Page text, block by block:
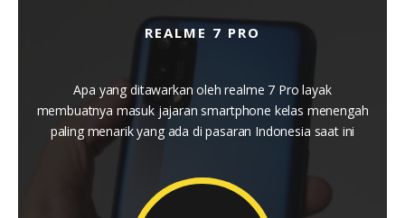
REALME 7 PRO
Apa yang ditawarkan oleh realme 7 Pro layak
membuatnya masuk jajaran smartphone kelas menengah
paling menarik yang ada di pasaran Indonesia saat ini